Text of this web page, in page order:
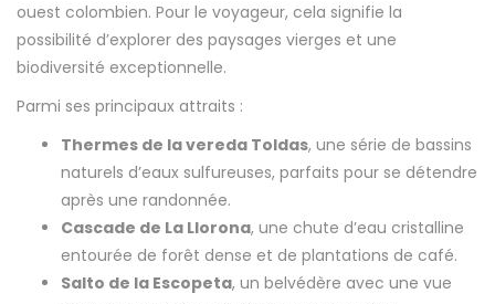
ouest colombien. Pour le voyageur, cela signifie la
possibilité d’explorer des paysages vierges et une
biodiversité exceptionnelle.
Parmi ses principaux attraits :
Thermes de la vereda Toldas, une série de bassins
naturels d’eaux sulfureuses, parfaits pour se détendre
après une randonnée.
Cascade de La Llorona, une chute d’eau cristalline
entourée de forêt dense et de plantations de café.
Salto de la Escopeta, un belvédère avec une vue